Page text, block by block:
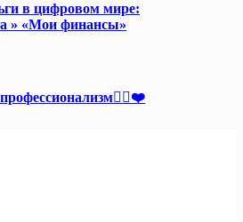
в цифровом мире:
» «Мои финансы»